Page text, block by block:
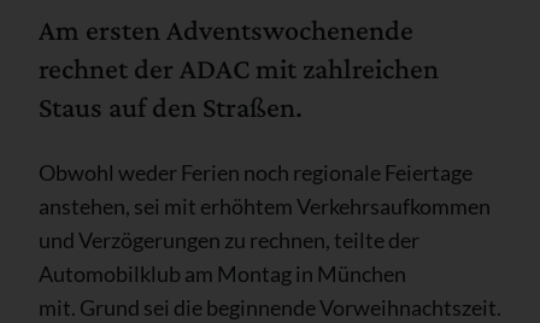
Am ersten Adventswochenende
rechnet der ADAC mit zahlreichen
Staus auf den Straßen.
Obwohl weder Ferien noch regionale Feiertage
anstehen, sei mit erhöhtem Verkehrsaufkommen
und Verzögerungen zu rechnen, teilte der
Automobilklub am Montag in München
mit. Grund sei die beginnende Vorweihnachtszeit.